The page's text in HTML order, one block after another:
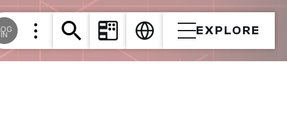
IN EXPLORE